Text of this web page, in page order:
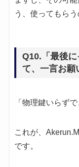
う、使ってもら
Q10.「最後
て、一言お願
「物理鍵いらず
これが、
です。